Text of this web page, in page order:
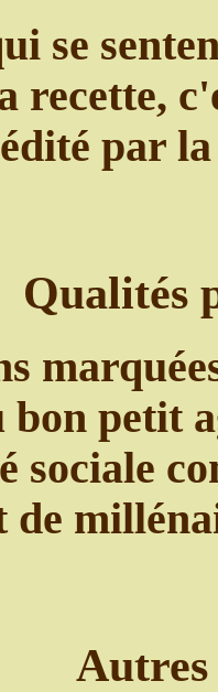
se
recette,
par
Qualités
petit
sociale
de